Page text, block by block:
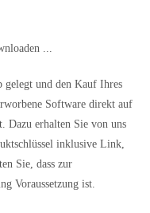
...
gelegt und den Kauf Ihres
Software direkt auf
Dazu erhalten Sie von uns
inklusive Link,
Sie, dass zur
Voraussetzung ist.